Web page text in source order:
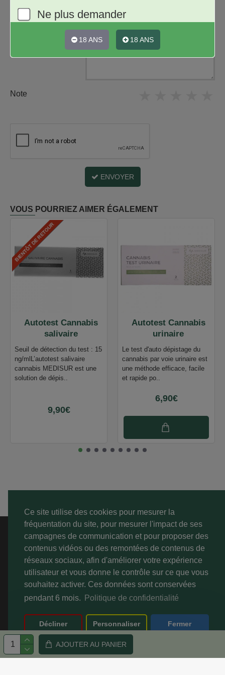
Ce site utilise des cookies pour mesurer la
fréquentation du site, pour mesurer l'impact de ses
campagnes de communication et pour proposer des
contenus vidéos ou des remontées de contenus de
réseaux sociaux, afin d'améliorer votre expérience
utilisateur et vous donne le contrôle sur ce que vous
souhaitez activer. Ces données sont conservées
pendant 6 mois.
Politique de confidentialité
Décliner Personnaliser Fermer
Ne plus demander
18 ANS 18 ANS
AJOUTER AU PANIER
Note
ENVOYER
VOUS POURRIEZ AIMER ÉGALEMENT
BIENTÔT DE RETOUR
Autotest Cannabis
salivaire
Seuil de détection du test : 15
ng/mlL’autotest salivaire
cannabis MEDISUR est une
solution de dépis..
9,90€
Autotest Cannabis
urinaire
Le test d'auto dépistage du
cannabis par voie urinaire est
une méthode efficace, facile
et rapide po..
6,90€
A PROPOS
SERVICE CLIENT
Copyright © 2022-2026,
CannaByDrium ™, Tous droits réservés